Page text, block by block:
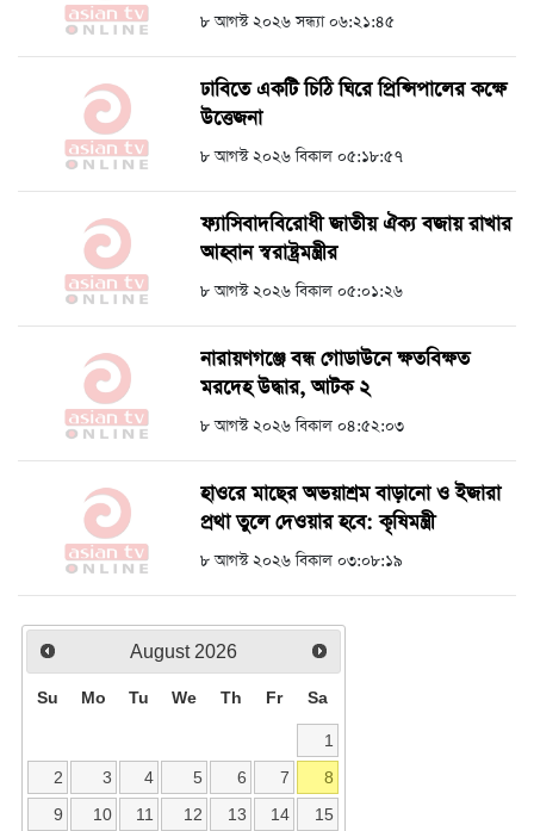
৮ আগস্ট ২০২৬ সন্ধ্যা ০৬:২১:৪৫
ঢাবিতে একটি চিঠি ঘিরে প্রিন্সিপালের কক্ষে
উত্তেজনা
৮ আগস্ট ২০২৬ বিকাল ০৫:১৮:৫৭
ফ্যাসিবাদবিরোধী জাতীয় ঐক্য বজায় রাখার
আহ্বান স্বরাষ্ট্রমন্ত্রীর
৮ আগস্ট ২০২৬ বিকাল ০৫:০১:২৬
নারায়ণগঞ্জে বন্ধ গোডাউনে ক্ষতবিক্ষত
মরদেহ উদ্ধার, আটক ২
৮ আগস্ট ২০২৬ বিকাল ০৪:৫২:০৩
হাওরে মাছের অভয়াশ্রম বাড়ানো ও ইজারা
প্রথা তুলে দেওয়ার হবে: কৃষিমন্ত্রী
৮ আগস্ট ২০২৬ বিকাল ০৩:০৮:১৯
August 2026
Su Mo Tu We Th Fr Sa
1
2
3 4 5 6 7
8
9
10 11 12 13 14
15